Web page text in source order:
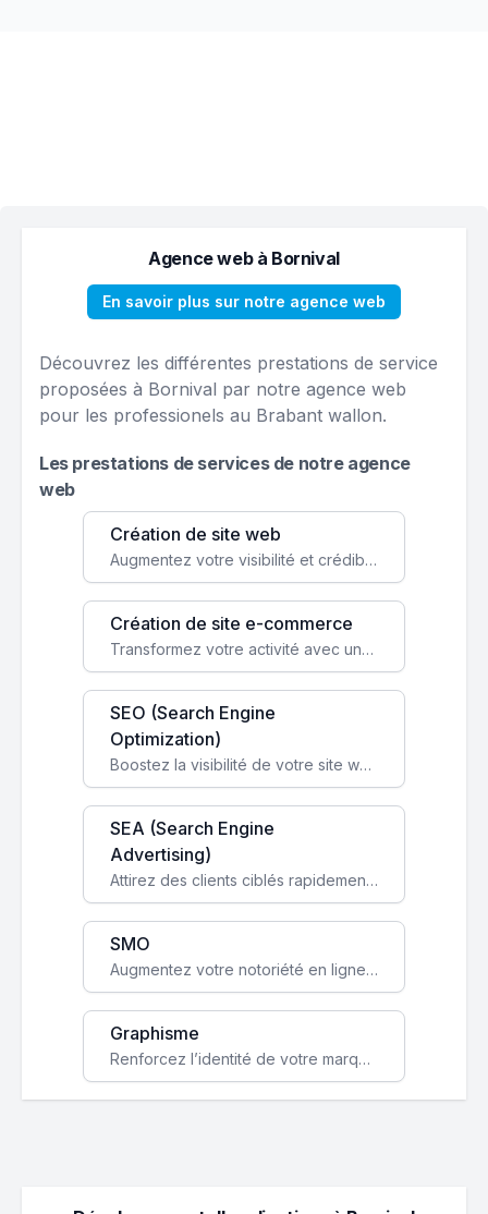
Agence web à Bornival
En savoir plus sur notre agence web
Découvrez les différentes prestations de service
proposées à Bornival par notre agence web
pour les professionels au Brabant wallon.
Les prestations de services de notre agence
web
Création de site web
Augmentez votre visibilité et crédibilité en ligne avec un site web performant, conçu pour attirer plus de clients.
Création de site e-commerce
Transformez votre activité avec une boutique en ligne, accessible à l'échelle mondiale 24/7.
SEO (Search Engine
Optimization)
Boostez la visibilité de votre site web sur Google et attirez du trafic qualifié grâce à nos stratégies SEO.
SEA (Search Engine
Advertising)
Attirez des clients ciblés rapidement avec des campagnes publicitaires payantes optimisées pour vos objectifs.
SMO
Augmentez votre notoriété en ligne et stimulez la croissance de votre entreprise grâce à une stratégie sociale sur mesure.
Graphisme
Renforcez l’identité de votre marque avec un design unique qui capte l’attention et engage vos clients.